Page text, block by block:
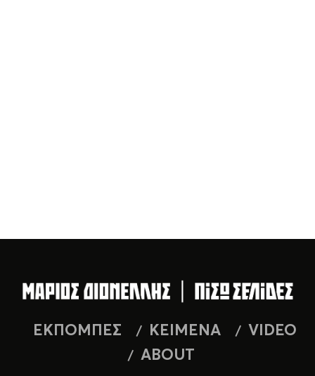
ΕΚΠΟΜΠΕΣ ΚΕΙΜΕΝΑ
VIDEO
ABOUT